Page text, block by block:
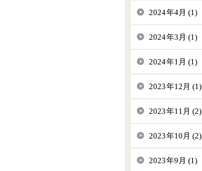
2024年4月 (1)
2024年3月 (1)
2024年1月 (1)
2023年12月 (1)
2023年11月 (2)
2023年10月 (2)
2023年9月 (1)